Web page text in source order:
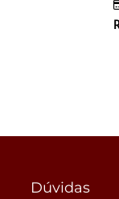
Dúvidas